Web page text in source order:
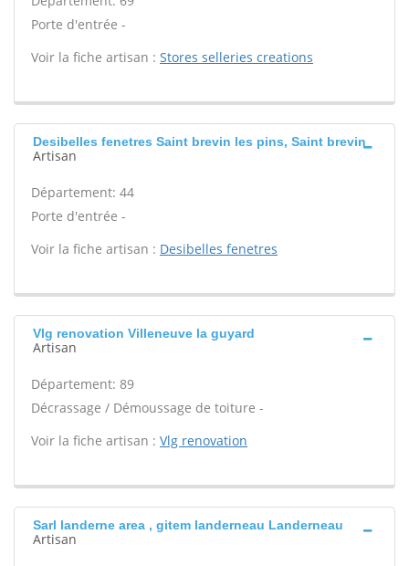
Porte d'entrée -
Voir la fiche artisan : Stores selleries creations
Desibelles fenetres Saint brevin les pins, Saint brevin
Artisan
Département: 44
Porte d'entrée -
Voir la fiche artisan : Desibelles fenetres
Vlg renovation Villeneuve la guyard
Artisan
Département: 89
Décrassage / Démoussage de toiture -
Voir la fiche artisan : Vlg renovation
Sarl landerne area , gitem landerneau Landerneau
Artisan